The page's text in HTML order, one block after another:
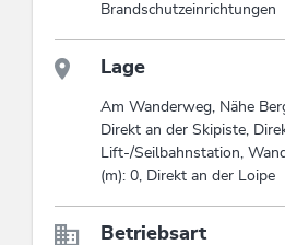
Brandschutzeinrichtungen
Lage
Am Wanderweg, Nähe
Direkt an der Skipiste,
Lift-/Seilbahnstation,
(m): 0, Direkt an der Loipe
Betriebsart